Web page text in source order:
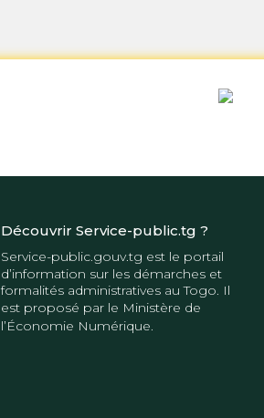
Découvrir Service-public.tg ?
Service-public.gouv.tg est le portail
d’information sur les démarches et
formalités administratives au Togo. Il
est proposé par le Ministère de
l’Économie Numérique.